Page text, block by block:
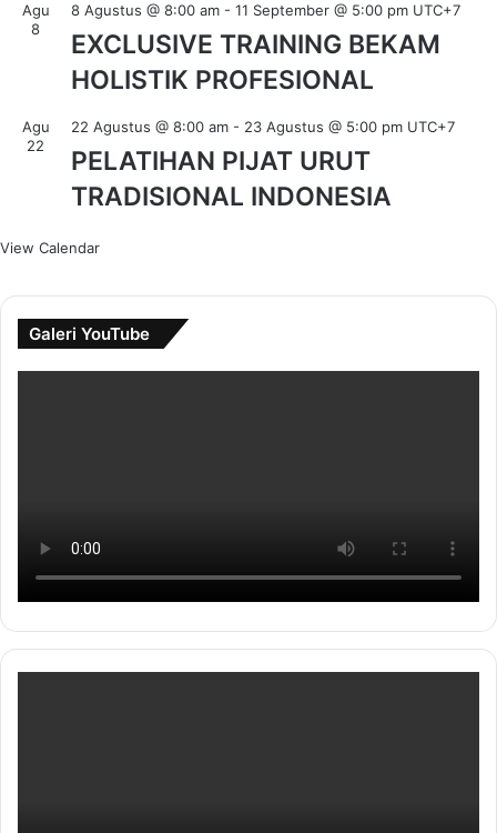
Agu
8
8 Agustus @ 8:00 am - 11 September @ 5:00 pm UTC+7
EXCLUSIVE TRAINING BEKAM
HOLISTIK PROFESIONAL
Agu
22
22 Agustus @ 8:00 am - 23 Agustus @ 5:00 pm UTC+7
PELATIHAN PIJAT URUT
TRADISIONAL INDONESIA
View Calendar
Galeri YouTube